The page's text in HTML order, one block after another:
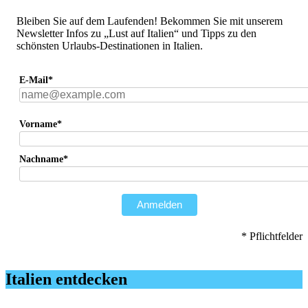
Bleiben Sie auf dem Laufenden! Bekommen Sie mit unserem
Newsletter Infos zu „Lust auf Italien“ und Tipps zu den
schönsten Urlaubs-Destinationen in Italien.
E-Mail*
Vorname*
Nachname*
Anmelden
* Pflichtfelder
Italien entdecken